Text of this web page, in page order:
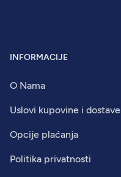
INFORMACIJE
O Nama
Uslovi kupovine i dostave
Opcije plaćanja
Politika privatnosti